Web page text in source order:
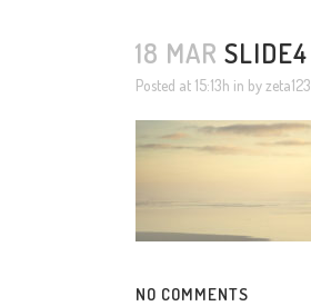
18 MAR SLIDE4
Posted at 15:13h in byzeta123
NO COMMENTS